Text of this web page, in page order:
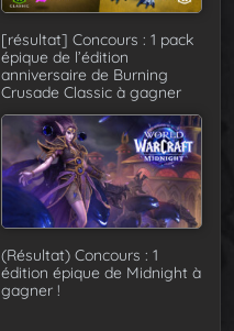
[résultat] Concours : 1 pack
épique de l’édition
anniversaire de Burning
Crusade Classic à gagner
(Résultat) Concours : 1
édition épique de Midnight à
gagner !